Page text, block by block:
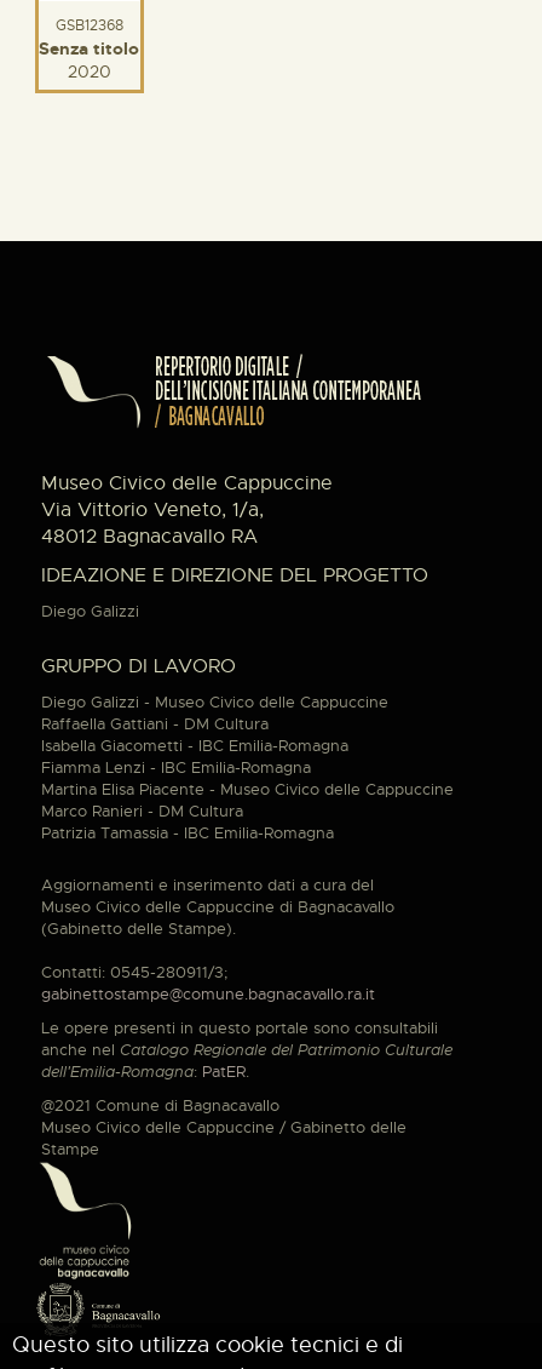
GSB12368
Senza titolo
2020
Museo Civico delle Cappuccine
Via Vittorio Veneto, 1/a,
48012 Bagnacavallo RA
IDEAZIONE E DIREZIONE DEL PROGETTO
Diego Galizzi
GRUPPO DI LAVORO
Diego Galizzi - Museo Civico delle Cappuccine
Raffaella Gattiani - DM Cultura
Isabella Giacometti - IBC Emilia-Romagna
Fiamma Lenzi - IBC Emilia-Romagna
Martina Elisa Piacente - Museo Civico delle Cappuccine
Marco Ranieri - DM Cultura
Patrizia Tamassia - IBC Emilia-Romagna
Aggiornamenti e inserimento dati a cura del
Museo Civico delle Cappuccine di Bagnacavallo
(Gabinetto delle Stampe).
Contatti: 0545-280911/3;
gabinettostampe@comune.bagnacavallo.ra.it
Le opere presenti in questo portale sono consultabili
anche nel Catalogo Regionale del Patrimonio Culturale
dell'Emilia-Romagna: PatER.
@2021 Comune di Bagnacavallo
Museo Civico delle Cappuccine / Gabinetto delle
Stampe
Questo sito utilizza cookie tecnici e di